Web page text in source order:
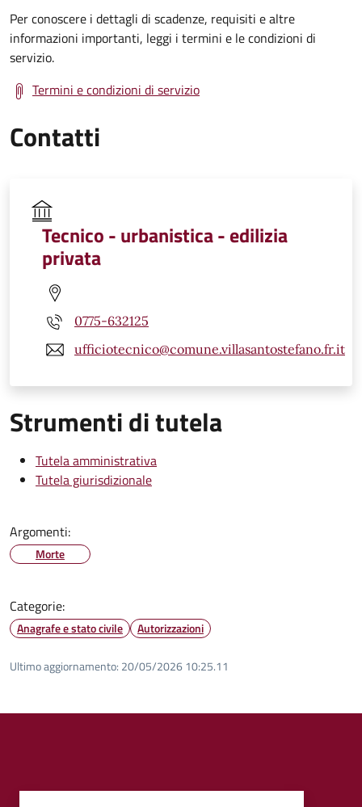
Per conoscere i dettagli di scadenze, requisiti e altre
informazioni importanti, leggi i termini e le condizioni di
servizio.
Termini e condizioni di servizio
Contatti
Tecnico - urbanistica - edilizia
privata
0775-632125
ufficiotecnico@comune.villasantostefano.fr.it
Strumenti di tutela
Tutela amministrativa
Tutela giurisdizionale
Argomenti:
Morte
Categorie:
Anagrafe e stato civile Autorizzazioni
Ultimo aggiornamento: 20/05/2026 10:25.11